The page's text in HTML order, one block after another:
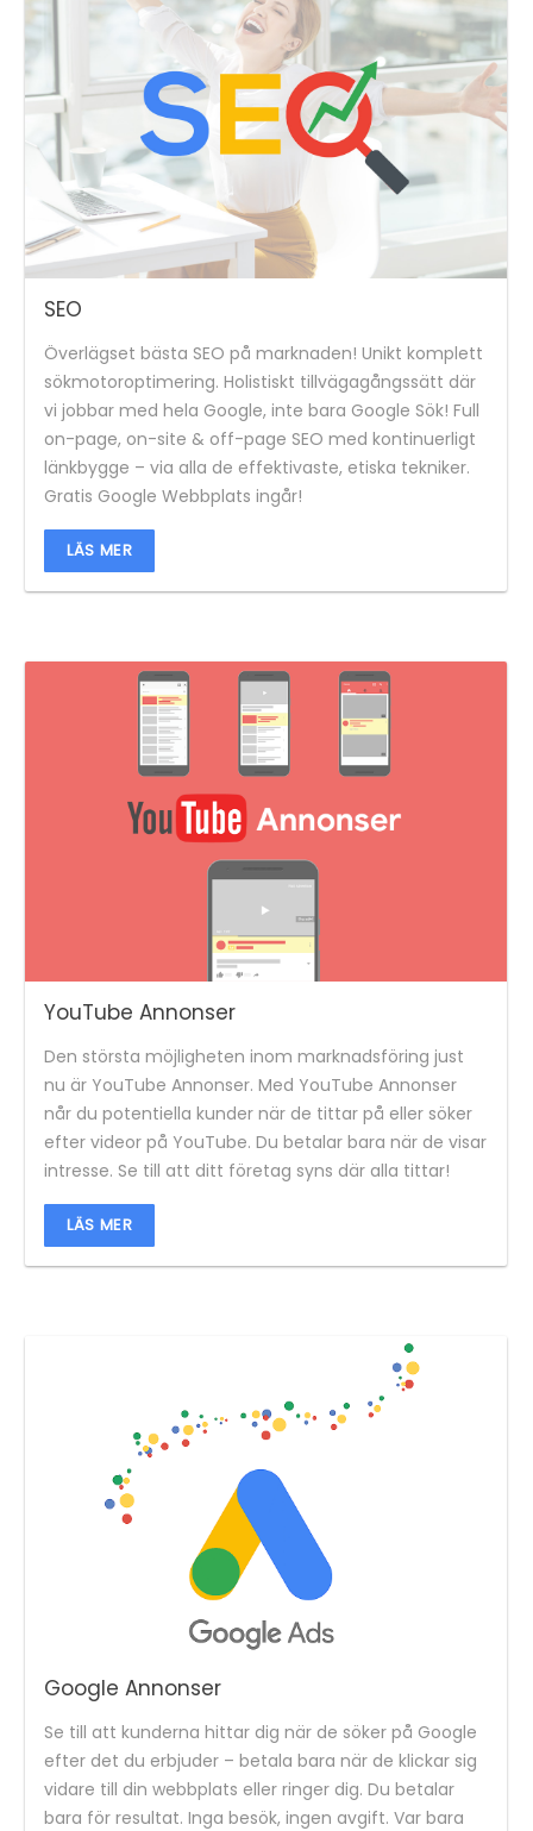
SEO
Överlägset bästa SEO på marknaden! Unikt komplett
sökmotoroptimering. Holistiskt tillvägagångssätt där
vi jobbar med hela Google, inte bara Google Sök! Full
on-page, on-site & off-page SEO med kontinuerligt
länkbygge – via alla de effektivaste, etiska tekniker.
Gratis Google Webbplats ingår!
LÄS MER
YouTube Annonser
Den största möjligheten inom marknadsföring just
nu är YouTube Annonser. Med YouTube Annonser
når du potentiella kunder när de tittar på eller söker
efter videor på YouTube. Du betalar bara när de visar
intresse. Se till att ditt företag syns där alla tittar!
LÄS MER
Google Annonser
Se till att kunderna hittar dig när de söker på Google
efter det du erbjuder – betala bara när de klickar sig
vidare till din webbplats eller ringer dig. Du betalar
bara för resultat. Inga besök, ingen avgift. Var bara